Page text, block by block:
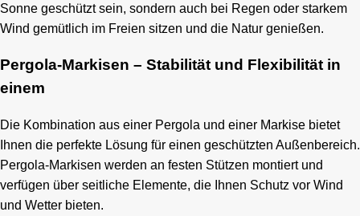
Sonne geschützt sein, sondern auch bei Regen oder starkem
Wind gemütlich im Freien sitzen und die Natur genießen.
Pergola-Markisen – Stabilität und Flexibilität in
einem
Die Kombination aus einer Pergola und einer Markise bietet
Ihnen die perfekte Lösung für einen geschützten Außenbereich.
Pergola-Markisen werden an festen Stützen montiert und
verfügen über seitliche Elemente, die Ihnen Schutz vor Wind
und Wetter bieten.